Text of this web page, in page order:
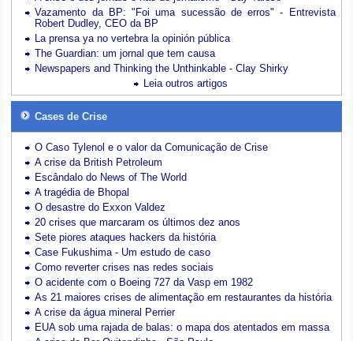
Vazamento da BP: "Foi uma sucessão de erros" - Entrevista
Robert Dudley, CEO da BP
La prensa ya no vertebra la opinión pública
The Guardian: um jornal que tem causa
Newspapers and Thinking the Unthinkable - Clay Shirky
Leia outros artigos
Cases de Crise
O Caso Tylenol e o valor da Comunicação de Crise
A crise da British Petroleum
Escândalo do News of The World
A tragédia de Bhopal
O desastre do Exxon Valdez
20 crises que marcaram os últimos dez anos
Sete piores ataques hackers da história
Case Fukushima - Um estudo de caso
Como reverter crises nas redes sociais
O acidente com o Boeing 727 da Vasp em 1982
As 21 maiores crises de alimentação em restaurantes da história
A crise da água mineral Perrier
EUA sob uma rajada de balas: o mapa dos atentados em massa